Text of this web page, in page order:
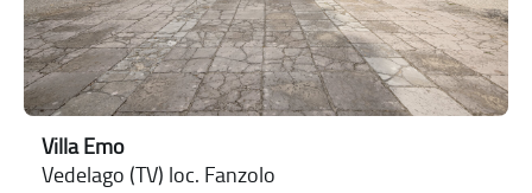
Villa Emo
Vedelago (TV) loc. Fanzolo